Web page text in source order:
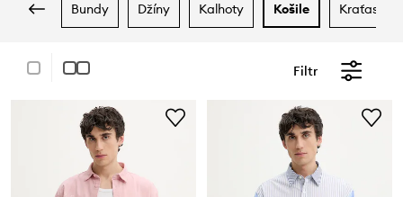
bundy džíny kalhoty košile kraťasy
Filtr